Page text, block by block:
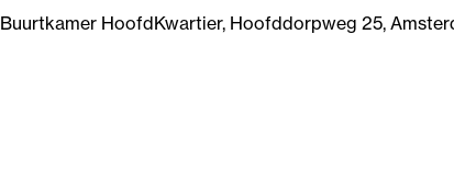
Buurtkamer HoofdKwartier, Hoofddorpweg 25,